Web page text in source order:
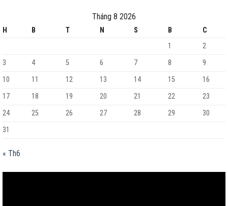
Tháng 8 2026
H B T N S B
C
1
2
3
4 5 6 7 8
9
10
11 12 13 14 15
16
17
18 19 20 21 22
23
24
25 26 27 28 29
30
31
« Th6